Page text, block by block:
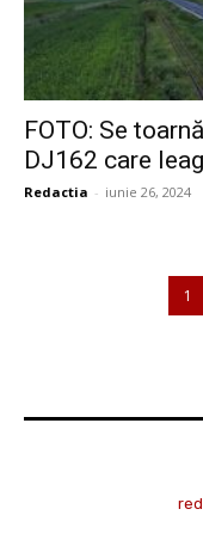
FOTO: Se
DJ162 care
Redactia - iunie 26, 2024
1